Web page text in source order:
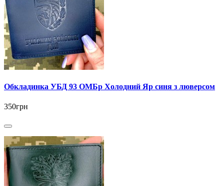
Обкладинка УБД 93 ОМБр Холодний Яр синя з люверсом
350грн